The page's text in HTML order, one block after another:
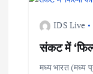
IDS Live
संकट में
मध्य भारत (मध्य